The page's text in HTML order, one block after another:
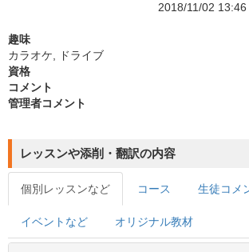
2018/11/02 13:46
趣味
カラオケ, ドライブ
資格
コメント
管理者コメント
レッスンや添削・翻訳の内容
個別レッスンなど コース 生徒コメ
イベントなど オリジナル教材